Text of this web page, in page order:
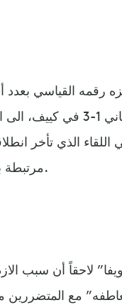
رقمه القياسي
نهائي 2018 أمام
مرتبطة بـ”الوصول المتأخر للمشجعين” إلى الملعب.
لاحقاً أن سبب
مع